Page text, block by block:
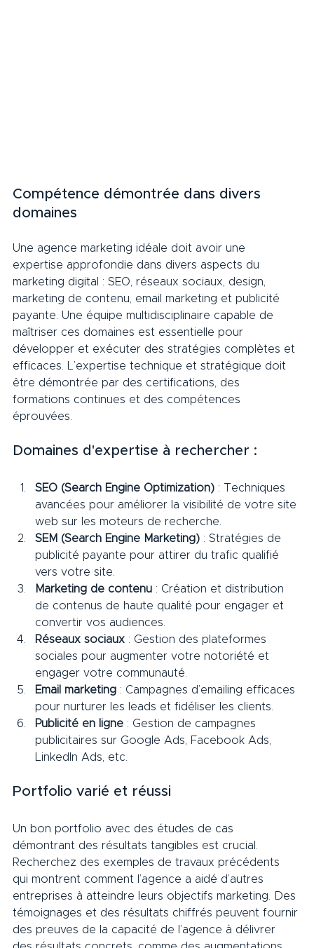
Compétence démontrée dans divers
domaines
Une agence marketing idéale doit avoir une
expertise approfondie dans divers aspects du
marketing digital : SEO, réseaux sociaux, design,
marketing de contenu, email marketing et publicité
payante. Une équipe multidisciplinaire capable de
maîtriser ces domaines est essentielle pour
développer et exécuter des stratégies complètes et
efficaces. L’expertise technique et stratégique doit
être démontrée par des certifications, des
formations continues et des compétences
éprouvées.
Domaines d'expertise à rechercher :
SEO (Search Engine Optimization) : Techniques
avancées pour améliorer la visibilité de votre site
web sur les moteurs de recherche.
SEM (Search Engine Marketing) : Stratégies de
publicité payante pour attirer du trafic qualifié
vers votre site.
Marketing de contenu : Création et distribution
de contenus de haute qualité pour engager et
convertir vos audiences.
Réseaux sociaux : Gestion des plateformes
sociales pour augmenter votre notoriété et
engager votre communauté.
Email marketing : Campagnes d’emailing efficaces
pour nurturer les leads et fidéliser les clients.
Publicité en ligne : Gestion de campagnes
publicitaires sur Google Ads, Facebook Ads,
LinkedIn Ads, etc.
Portfolio varié et réussi
Un bon portfolio avec des études de cas
démontrant des résultats tangibles est crucial.
Recherchez des exemples de travaux précédents
qui montrent comment l’agence a aidé d’autres
entreprises à atteindre leurs objectifs marketing. Des
témoignages et des résultats chiffrés peuvent fournir
des preuves de la capacité de l’agence à délivrer